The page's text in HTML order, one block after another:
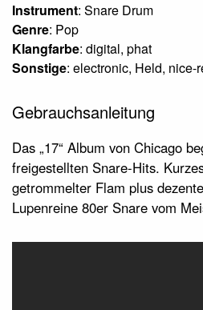
Instrument: Snare Drum
Genre: Pop
Klangfarbe: digital, phat
Sonstige: electronic, Held, nice-
Gebrauchsanleitung
Das „17“ Album von Chicago
freigestellten Snare-Hits.
getrommelter Flam plus
Lupenreine 80er Snare vom